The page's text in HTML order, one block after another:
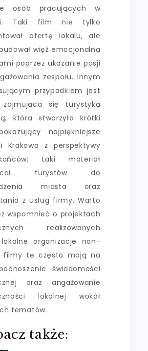
osób pracujących w
Taki film nie tylko
ofertę lokalu, ale
więź emocjonalną
poprzez ukazanie pasji
zespołu. Innym
przypadkiem jest
się turystyką
która stworzyła krótki
najpiękniejsze
Krakowa z perspektywy
taki materiał
turystów do
miasta oraz
z usług firmy. Warto
wspomnieć o projektach
realizowanych
organizacje non-
filmy te często mają na
świadomości
oraz angażowanie
lokalnej wokół
tematów.
także: